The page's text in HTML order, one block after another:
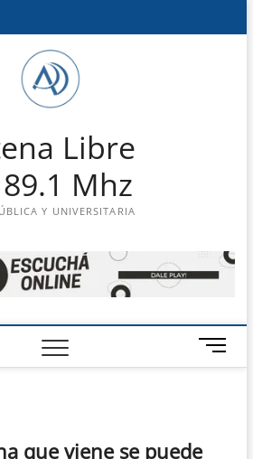
Libre
Mhz
Y UNIVERSITARIA
B
o
que viene se puede